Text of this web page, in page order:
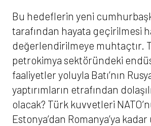
Bu hedeflerin yeni
tarafından hayata geçirilmesi
değerlendirilmeye muhtaçtır.
petrokimya sektöründeki
faaliyetler yoluyla Batı’nın
yaptırımların etrafından
olacak? Türk kuvvetleri
Estonya’dan Romanya’ya